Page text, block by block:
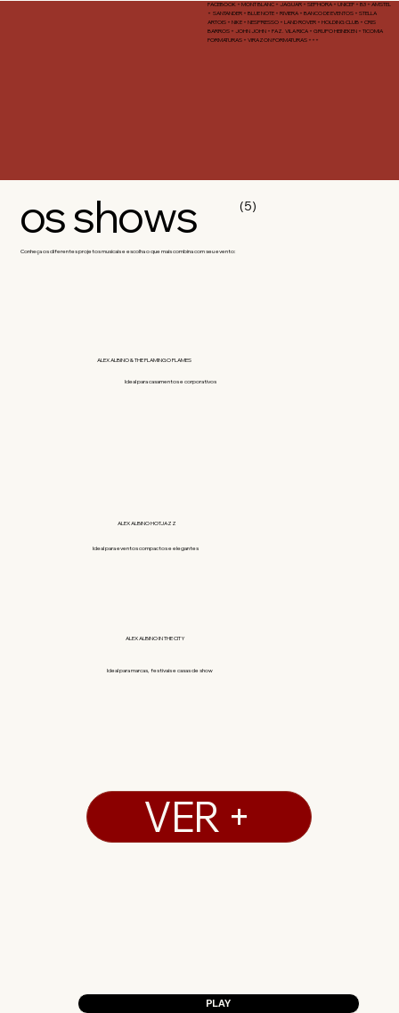
ALEX ALBINO & THE FLAMINGO FLAMES
Ideal para casamentos e corporativos
Ideal para marcas, festivais e casas de show
ALEX ALBINO IN THE CITY
Ideal para eventos compactos e elegantes
ALEX ALBINO HOTJAZZ
VER +
Conheça os diferentes projetos musicais e escolha o que mais combina com seu evento:
(5)
os shows
PLAY
FACEBOOK + MONT BLANC + JAGUAR + SEPHORA + UNICEF + B3 + AMSTEL
+ SANTANDER + BLUE NOTE + RIVIERA + BANCO DE EVENTOS + STELLA
ARTOIS + NIKE + NESPRESSO + LAND ROVER + HOLDING CLUB + CRIS
BARROS + JOHN JOHN + FAZ. VILA RICA + GRUPO HEINEKEN + TICOMIA
FORMATURAS + VIRAZON FORMATURAS +++